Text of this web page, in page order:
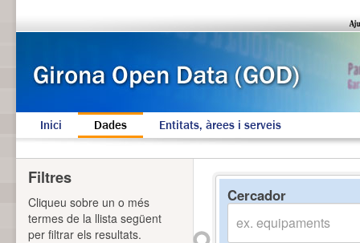
Inici Dades Entitats, àrees i serveis
Cercador
Filtres
Cliqueu sobre un o més
termes de la llista següent
per filtrar els resultats.